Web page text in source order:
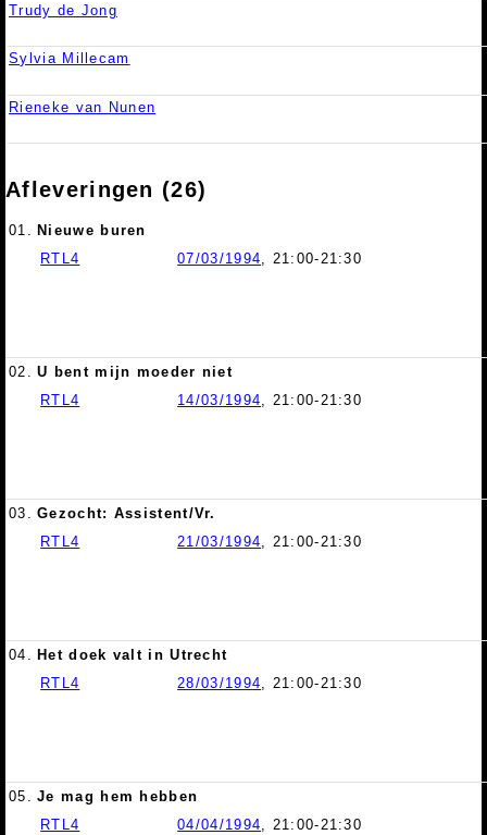
Trudy de Jong
Sylvia Millecam
Rieneke van Nunen
Afleveringen (26)
01. Nieuwe buren
RTL4
07/03/1994, 21:00-21:30
02. U bent mijn moeder niet
RTL4
14/03/1994, 21:00-21:30
03. Gezocht: Assistent/Vr.
RTL4
21/03/1994, 21:00-21:30
04. Het doek valt in Utrecht
RTL4
28/03/1994, 21:00-21:30
05. Je mag hem hebben
RTL4
04/04/1994, 21:00-21:30